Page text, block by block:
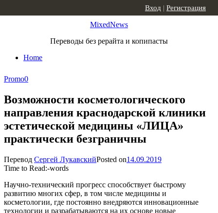
MixedNews
Переводы без рерайта и копипасты
Home
Вход | Регистрация
Promo0
Возможности косметологического
направления краснодарской клиники
эстетической медицины «ЛИЦА»
практически безграничны
Перевод Сергей ЛукавскийPosted on14.09.2019
Time to Read:-words
Научно-технический прогресс способствует быстрому
развитию многих сфер, в том числе медицины и
косметологии, где постоянно внедряются инновационные
технологии и разрабатываются на их основе новые